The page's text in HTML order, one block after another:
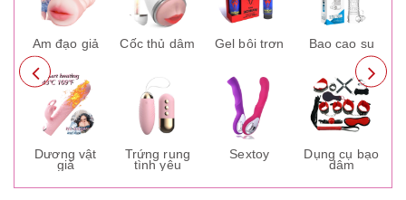
Âm đạo giả
Dương vật
giả
Cốc thủ dâm
Trứng rung
tình yêu
Gel bôi trơn
Sextoy
Bao cao su
Dụng cụ bạo
dâm